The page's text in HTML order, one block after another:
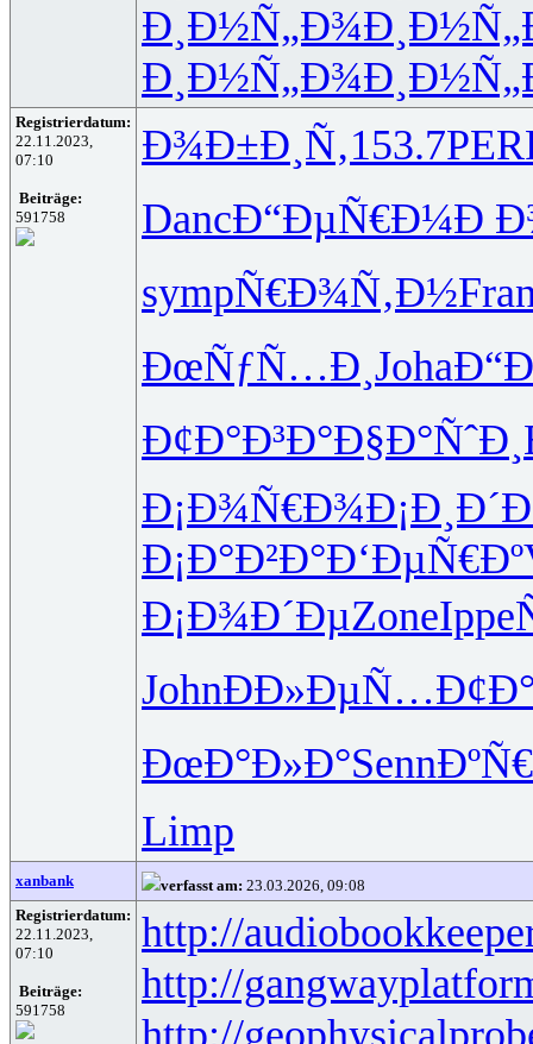
Ð¸Ð½Ñ„Ð¾
Ð¸Ð½Ñ„Ð¾
Registrierdatum:
22.11.2023,
07:10
Beiträge:
591758
Ð¾Ð±Ð¸Ñ‚153.7
DancÐ“ÐµÑ€Ð¼Ð
sympÑ€Ð¾Ñ‚Ð½
ÐœÑƒÑ…Ð¸ Joha
Ð¢Ð°Ð³Ð°Ð§Ð°ÑˆÐ¸
Ð¡Ð¾Ñ€Ð¾
Ð¡Ð°Ð²Ð°Ð‘ÐµÑ€Ðº
Ð¡Ð¾Ð´ÐµZoneIppe
JohnÐÐ»ÐµÑ…
ÐœÐ°Ð»Ð°Senn
Limp
xanbank verfasst am: 23.03.2026, 09:08
Registrierdatum:
22.11.2023,
07:10
Beiträge:
591758
http://
http://
http://